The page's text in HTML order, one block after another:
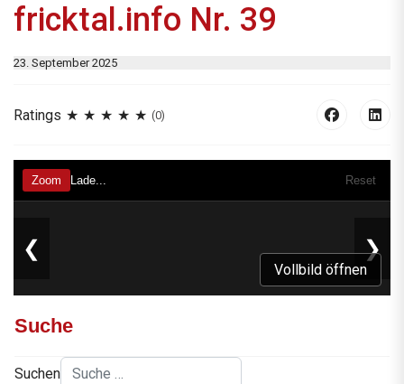
fricktal.info Nr. 39
23. September 2025
Ratings (0)
Vollbild öffnen
Suche
Suchen